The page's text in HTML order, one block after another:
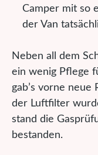
Camper mit so
der Van
Neben all dem
ein wenig Pflege
gab’s vorne neue
der Luftfilter
stand die
bestanden.